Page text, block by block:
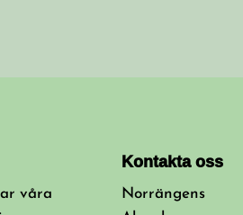
våra
Kontakta oss
Norrängens